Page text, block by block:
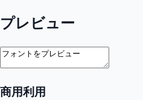
プレビュー
商用利用